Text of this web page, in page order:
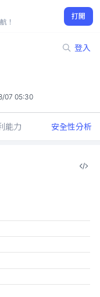
！
打開
登入
07 05:30
能力 安全性分析